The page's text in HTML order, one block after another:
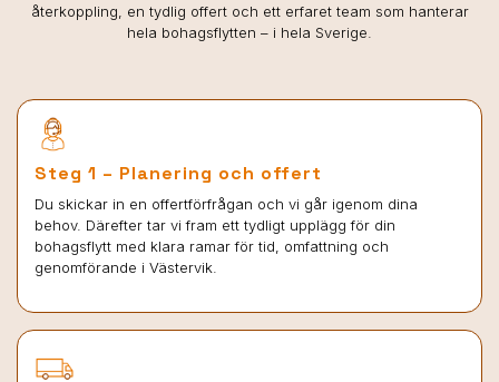
återkoppling, en tydlig offert och ett erfaret team som hanterar
hela bohagsflytten – i hela Sverige.
Steg 1 – Planering och offert
Du skickar in en offertförfrågan och vi går igenom dina
behov. Därefter tar vi fram ett tydligt upplägg för din
bohagsflytt med klara ramar för tid, omfattning och
genomförande i Västervik.